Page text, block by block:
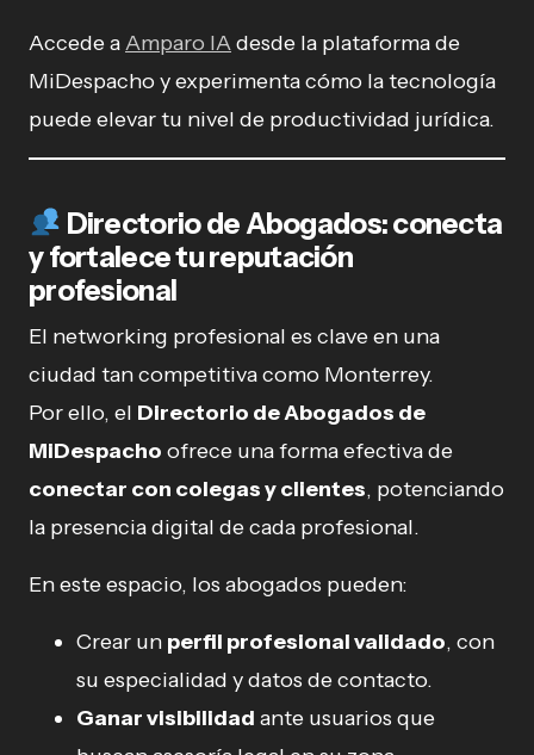
Accede aAmparo IAdesde la plataforma de
MiDespacho y experimenta cómo la tecnología
puede elevar tu nivel de productividad jurídica.
Directorio de Abogados: conecta
y fortalece tu reputación
profesional
El networking profesional es clave en una
ciudad tan competitiva como Monterrey.
Por ello, el Directorio de Abogados de
MiDespacho ofrece una forma efectiva de
conectar con colegas y clientes, potenciando
la presencia digital de cada profesional.
En este espacio, los abogados pueden:
Crear un perfil profesional validado, con
su especialidad y datos de contacto.
Ganar visibilidad ante usuarios que